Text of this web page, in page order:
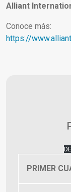
Alliant
Conoce más:
https://
PRIMER